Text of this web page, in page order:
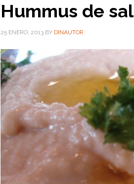
Hummus de
25 ENERO, 2013 BY DINAUTOR